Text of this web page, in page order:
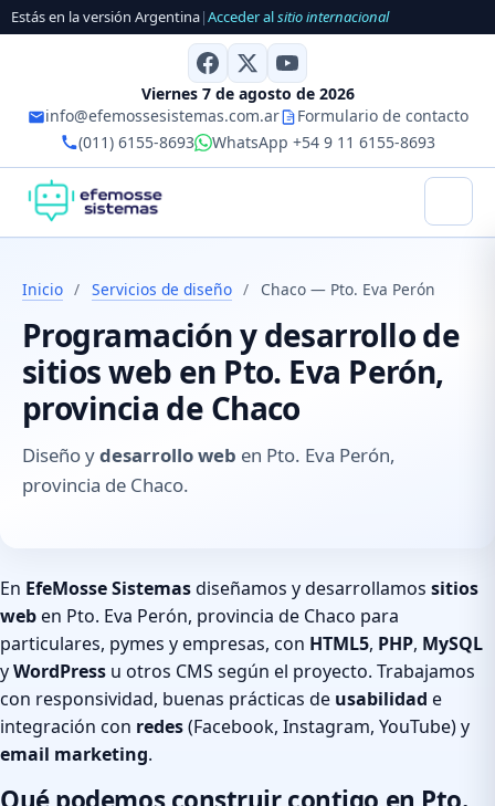
Estás en la versión Argentina|Acceder alsitio internacional
Viernes 7 de agosto de 2026
info@efemossesistemas.com.ar
Formulario de contacto
(011) 6155-8693
WhatsApp +54 9 11 6155-8693
Inicio / Servicios de diseño / Chaco — Pto. Eva Perón
Programación y desarrollo de
sitios web en Pto. Eva Perón,
provincia de Chaco
Diseño ydesarrollo web en Pto. Eva Perón,
provincia de Chaco.
En EfeMosse Sistemasdiseñamos y desarrollamos sitios
weben Pto. Eva Perón, provincia de Chaco para
particulares, pymes y empresas, con HTML5, PHP, MySQL
yWordPress u otros CMS según el proyecto. Trabajamos
con responsividad, buenas prácticas de usabilidad e
integración con redes(Facebook, Instagram, YouTube) y
email marketing.